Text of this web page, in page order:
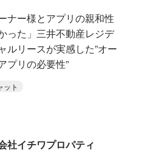
ナー様とアプリの親和性
った」三井不動産レジデ
ルリースが実感した”オー
プリの必要性”
ット
社イチワプロパティ